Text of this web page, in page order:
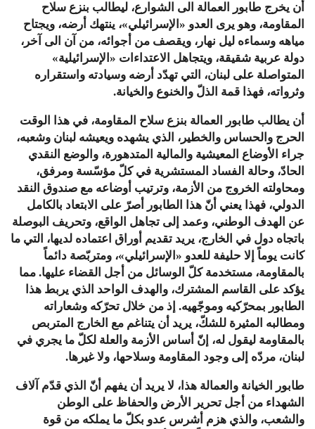
أن يخرج طابور العمالة الى الشوارع، ليطالب بنزع سلاح
المقاومة، وهو يرى العدو « الإسرائيلي»، ينتهك أرضه، ويجتاح
مياهه وسماءه ليل نهار، ويقصف من أجوائه، من آن الى آخر،
دولة عربية شقيقة، ويتجاهل الاعتداءات « الإسرائيلية»
المتواصلة على لبنان، التي تهدّد أرضه وسيادته واستقراره
وثرواته، فهذا قمة الذلّ والخنوع والخيانة.
أن يطالب طابور العمالة بنزع سلاح المقاومة، في هذا
الوقت
الحرج والحساس والخطير، الذي يشهده ويعيشه لبنان وشعبه،
جراء الأوضاع المعيشية والمالية المتدهورة، والوضع النقدي
الحادّ، وحالة الفساد المستشرية في كلّ مؤسّسة ومرفق،
ومحاولته الخروج من الأزمة، وترتيب أوضاعه مع صندوق النقد
الدولي، فهذا يعني أنّ هذا الطابور أصرّ على الابتعاد بالكامل
عن الهدف الوطني، وعمد إلى تجاهل الواقع، وتحريف البوصلة
باتجاه دول في الخارج، يريد تقديم أوراق اعتماده لديها، التي ما
كانت يوماً إلا حليفة للعدو « الإسرائيلي»، ومتربّصة دائماً
بالمقاومة، مستخدمة كلّ الوسائل من أجل القضاء عليها. مما
يؤكد على القاسم المشترك، والهدف الواحد الذي يربط هذا
الطابور بمحرّكيه وموجّهيه. إذ من خلال تحرّكه وشعاراته
ومطالبه المثيرة للشكّ، يريد أن يتناغم مع الخارج المتربص
بالمقاومة ليقول له، إنّ أساس الأزمة والعلة لكلّ ما يجري في
لبنان، مردّه إلى وجود المقاومة وسلاحها، ولا غيرها.
طابور الخيانة والعمالة هذا، لا يريد أن يفهم أنّ الذي قدّم آلاف
الشهداء من أجل تحرير الأرض والحفاظ على الوطن
والشعب، والذي هزم أشرس عدو بكلّ ما يملكه من قوة